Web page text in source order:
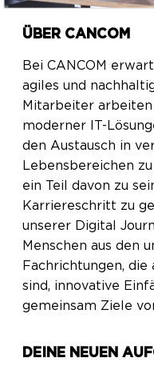
ÜBER CANCOM
Bei CANCOM
agiles und
Mitarbeiter
moderner IT-
den Austausch in
Lebensbereichen
ein Teil davon zu
Karriereschritt zu
unserer Digital
Menschen aus den
Fachrichtungen, die
sind, innovative
gemeinsam Ziele
DEINE NEUEN